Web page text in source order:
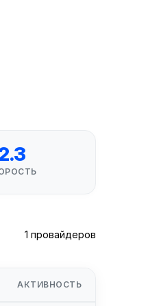
1 провайдеров
АКТИВНОСТЬ